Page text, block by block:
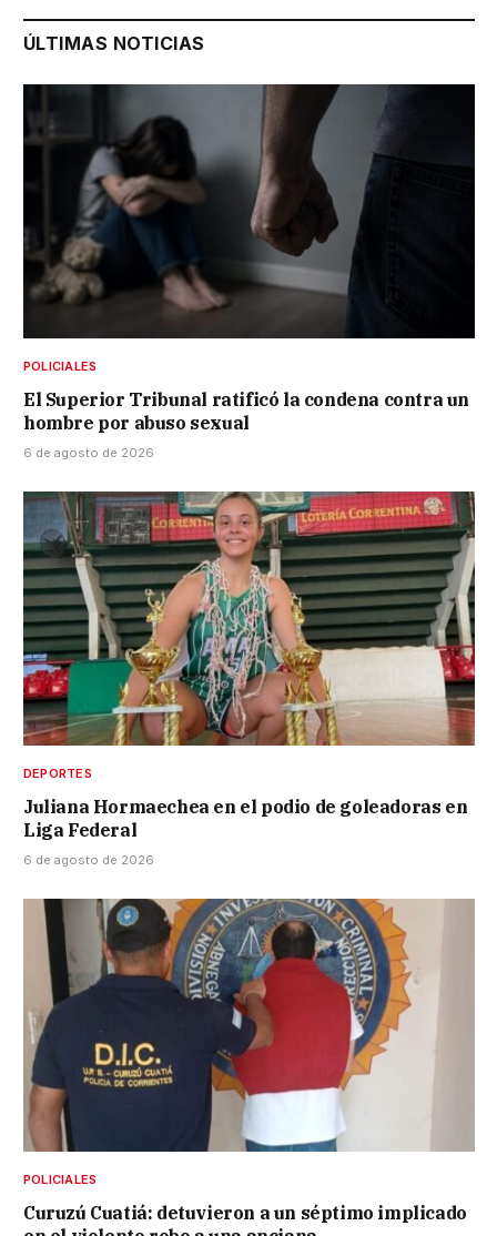
ÚLTIMAS NOTICIAS
POLICIALES
El Superior Tribunal ratificó la condena contra un
hombre por abuso sexual
6 de agosto de 2026
DEPORTES
Juliana Hormaechea en el podio de goleadoras en
Liga Federal
6 de agosto de 2026
POLICIALES
Curuzú Cuatiá: detuvieron a un séptimo implicado